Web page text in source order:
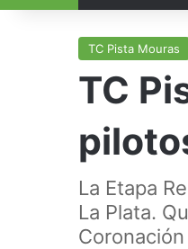
TC Pista Mouras
TC
La Etapa
La Plata.